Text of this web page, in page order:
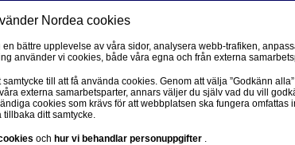
FÖRETAG
Ditt liv Våra tjänster
Nordea cookies
en bättre upplevelse av våra sidor, analysera webb-trafiken,
använder vi cookies, både våra egna och från externa
samtycke till att få använda cookies. Genom att välja ”Godkänn
externa samarbetsparter, annars väljer du själv vad du vill
cookies som krävs för att webbplatsen ska fungera omfattas
tillbaka ditt samtycke.
och hur vi behandlar personuppgifter .